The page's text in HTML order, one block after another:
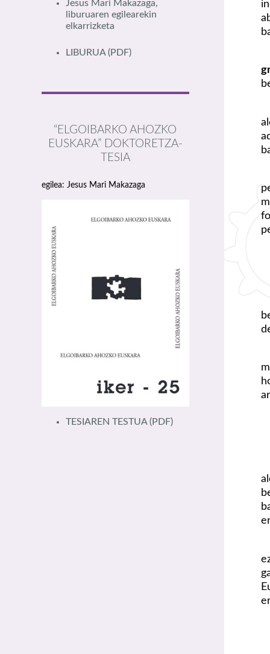
Jesus Mari Makazaga,
liburuaren egilearekin
elkarrizketa
LIBURUA(PDF)
“ELGOIBARKO AHOZKO
EUSKARA” DOKTORETZA-
TESIA
egilea: Jesus Mari Makazaga
TESIAREN TESTUA(PDF)